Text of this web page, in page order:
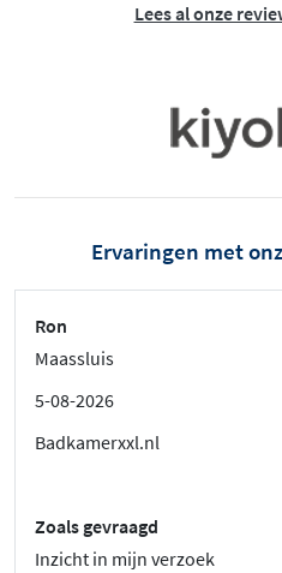
Lees al onze
Ervaringen met
Ron
Maassluis
5-08-2026
Badkamerxxl.nl
Zoals gevraagd
Inzicht in mijn verzoek